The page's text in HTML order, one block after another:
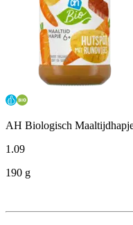
AH Biologisch
1.09
190 g